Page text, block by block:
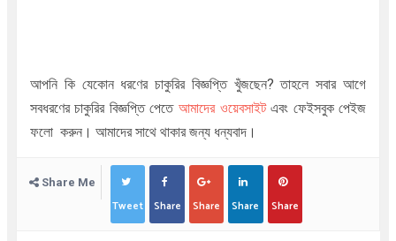
আপনি কি যেকোন ধরণের চাকুরির বিজ্ঞপ্তি খুঁজছেন? তাহলে সবার আগে
সবধরণের চাকুরির বিজ্ঞপ্তি পেতে আমাদের ওয়েবসাইটএবং ফেইসবুক পেইজ
ফলো করুন। আমাদের সাথে থাকার জন্য ধন্যবাদ।
Share Me
Tweet Share Share Share Share